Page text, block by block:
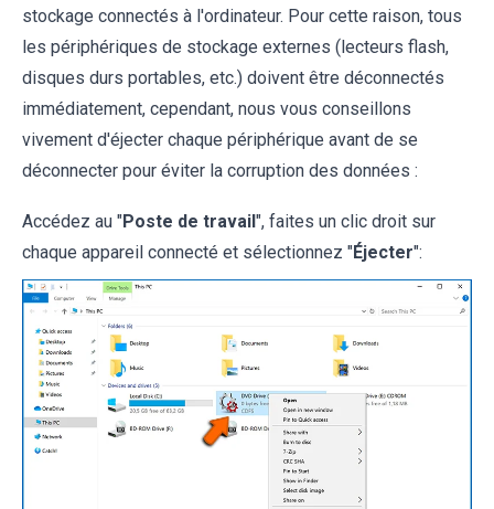
stockage connectés à l'ordinateur. Pour cette raison, tous
les périphériques de stockage externes (lecteurs flash,
disques durs portables, etc.) doivent être déconnectés
immédiatement, cependant, nous vous conseillons
vivement d'éjecter chaque périphérique avant de se
déconnecter pour éviter la corruption des données :
Accédez au "Poste de travail ", faites un clic droit sur
chaque appareil connecté et sélectionnez "Éjecter":